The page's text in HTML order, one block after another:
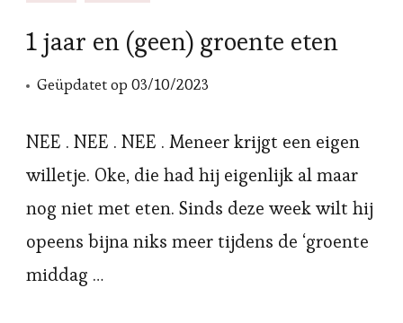
1 jaar en (geen) groente eten
Geüpdatet op 03/10/2023
NEE . NEE . NEE . Meneer krijgt een eigen
willetje. Oke, die had hij eigenlijk al maar
nog niet met eten. Sinds deze week wilt hij
opeens bijna niks meer tijdens de ‘groente
middag …